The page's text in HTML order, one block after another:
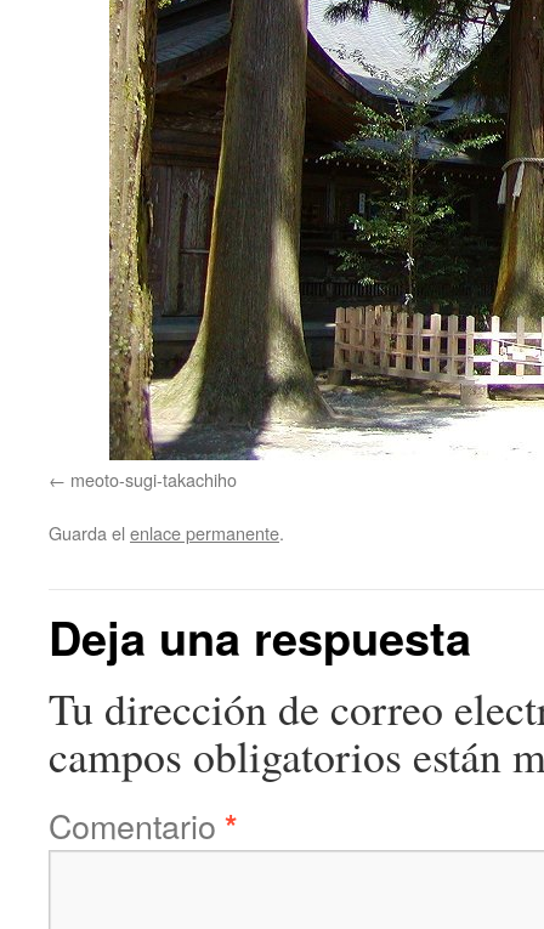
meoto-sugi-takachiho
Guarda el enlace permanente.
Deja una respuesta
Tu dirección de correo
campos obligatorios están
Comentario *